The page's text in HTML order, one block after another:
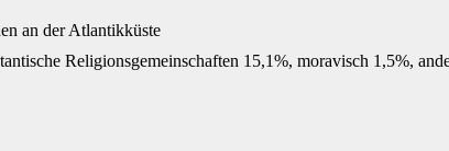
an der Atlantikküste
Religionsgemeinschaften 15,1%, moravisch 1,5%,